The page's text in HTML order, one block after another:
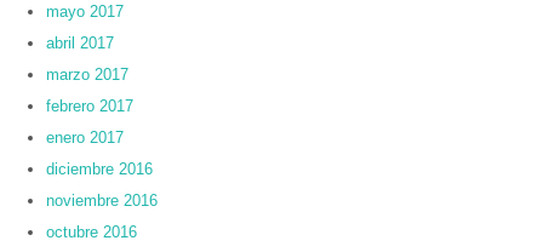
mayo 2017
abril 2017
marzo 2017
febrero 2017
enero 2017
diciembre 2016
noviembre 2016
octubre 2016